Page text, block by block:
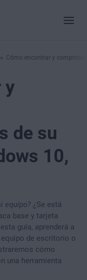
Cómo encontrar y
y
de su
10,
equipo? ¿Se está
base y tarjeta
guía, aprenderá a
de escritorio o
cómo
una herramienta